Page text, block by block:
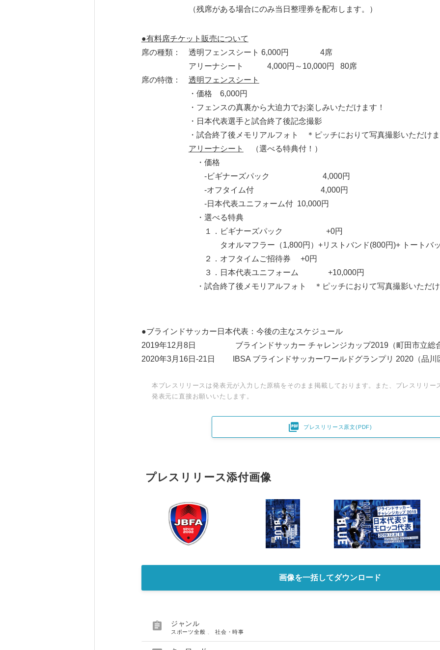
（残席がある場合にのみ当日整理券を配布します。）
●有料席チケット販売について
席の種類： 透明フェンスシート 6,000円 4席
アリーナシート 4,000円～10,000円 80席
席の特徴： 透明フェンスシート
・価格 6,000円
・フェンスの真裏から大迫力でお楽しみいただけます！
・日本代表選手と試合終了後記念撮影
・試合終了後メモリアルフォト ＊ピッチにおりて写真撮影いただけま
アリーナシート
（選べる特典付！）
・価格
-ビギナーズパック 4,000円
-オフタイム付 4,000円
-日本代表ユニフォーム付 10,000円
・選べる特典
１．ビギナーズパック +0円
タオルマフラー（1,800円）+リストバンド(800円)+ トートバッ
２．オフタイムご招待券 +0円
３．日本代表ユニフォーム +10,000円
・試合終了後メモリアルフォト ＊ピッチにおりて写真撮影いただけ
●ブラインドサッカー日本代表：今後の主なスケジュール
2019年12月8日 ブラインドサッカー チャレンジカップ2019（町田市立総合
2020年3月16日-21日 IBSA ブラインドサッカーワールドグランプリ 2020（品川
本プレスリリースは発表元が入力した原稿をそのまま掲載しております。また、プレスリリー
発表元に直接お願いいたします。
 プレスリリース原文(PDF)
プレスリリース添付画像
画像を一括してダウンロード
 ジャンル
スポーツ全般 、社会・時事
English